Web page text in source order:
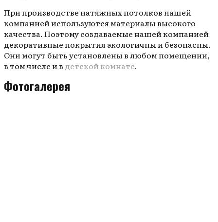
При производстве натяжных потолков нашей
компанией используются материалы высокого
качества. Поэтому создаваемые нашей компанией
декоративные покрытия экологичны и безопасны.
Они могут быть установлены в любом помещении,
в том числе и в детской комнате.
Фотогалерея